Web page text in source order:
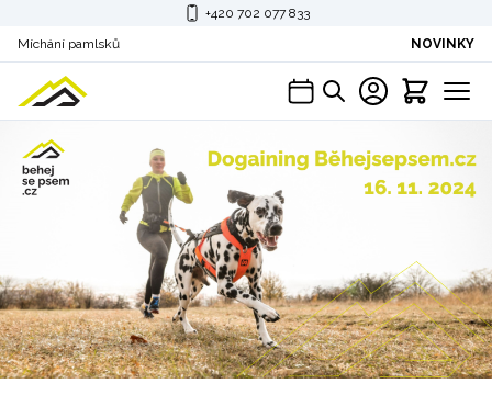
+420 702 077 833
Míchání pamlsků
NOVINKY